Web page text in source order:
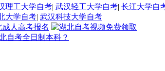
理工大学自考| 武汉轻工大学自考| 长江大学自
大学自考| 武汉科技大学自考
自考全日制本科？